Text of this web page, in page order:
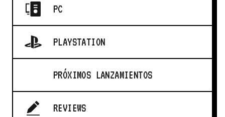
PC
PLAYSTATION
PRÓXIMOS LANZAMIENTOS
REVIEWS